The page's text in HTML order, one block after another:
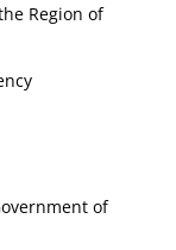
Region of
of